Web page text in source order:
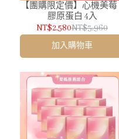
【團購限定價】心機美莓│
膠原蛋白 4入
NT$2,580NT$3,960
加入購物車